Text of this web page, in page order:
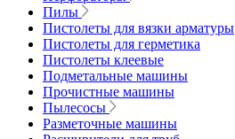
Пилы
Пистолеты для вязки арматуры
Пистолеты для герметика
Пистолеты клеевые
Подметальные машины
Прочистные машины
Пылесосы
Разметочные машины